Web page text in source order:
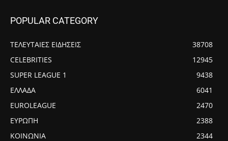
POPULAR CATEGORY
ΤΕΛΕΥΤΑΙΕΣ ΕΙΔΗΣΕΙΣ
38708
CELEBRITIES
12945
SUPER LEAGUE 1
9438
ΕΛΛΑΔΑ
6041
EUROLEAGUE
2470
ΕΥΡΩΠΗ
2388
ΚΟΙΝΩΝΙΑ
2344